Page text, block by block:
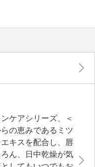
ケアシリーズ、＜
の恵みであるミツ
キスを配合し、唇
ん、日中乾燥が気